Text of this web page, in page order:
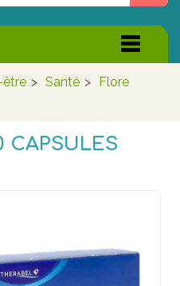
être > Santé > Flore
CAPSULES